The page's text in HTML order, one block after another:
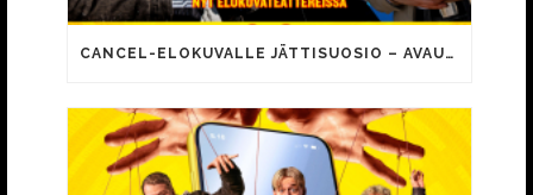
CANCEL-ELOKUVALLE JÄTTISUOSIO – AVAUSPÄIVÄNÄ JO 15 492 KATSOJAA!